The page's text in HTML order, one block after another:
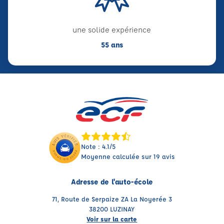
une solide expérience
55 ans
Note : 4.1/5
Moyenne calculée sur 19 avis
Adresse de l'auto-école
71, Route de Serpaize ZA La Noyerée 3
38200 LUZINAY
Voir sur la carte